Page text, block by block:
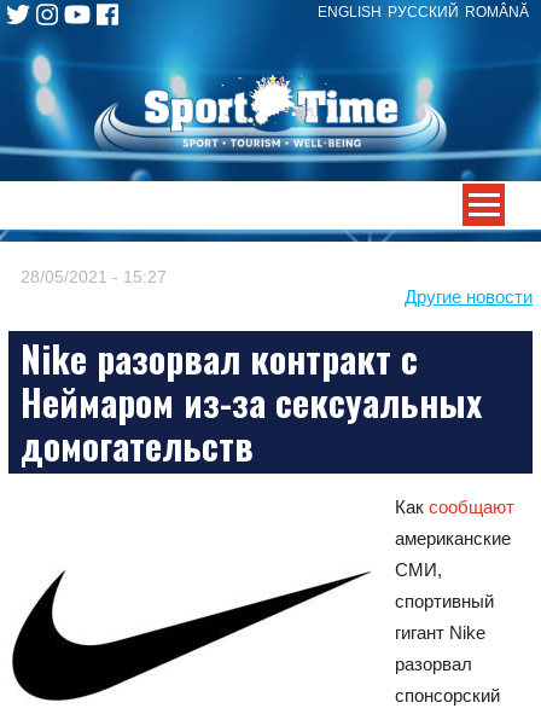
ENGLISH РУССКИЙ ROMÂNĂ
Skip
content
Другие новости
28/05/2021 - 15:27
Nike разорвал контракт с
Неймаром из-за сексуальных
домогательств
Как сообщают
американские
СМИ,
спортивный
гигант Nike
разорвал
спонсорский